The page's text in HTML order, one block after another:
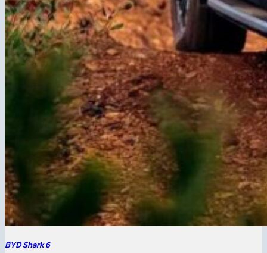
BYD Shark 6